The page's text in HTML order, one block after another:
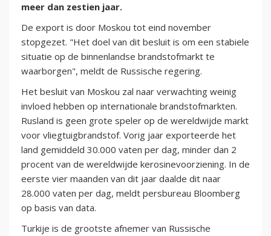
meer dan zestien jaar.
De export is door Moskou tot eind november
stopgezet. "Het doel van dit besluit is om een stabiele
situatie op de binnenlandse brandstofmarkt te
waarborgen", meldt de Russische regering.
Het besluit van Moskou zal naar verwachting weinig
invloed hebben op internationale brandstofmarkten.
Rusland is geen grote speler op de wereldwijde markt
voor vliegtuigbrandstof. Vorig jaar exporteerde het
land gemiddeld 30.000 vaten per dag, minder dan 2
procent van de wereldwijde kerosinevoorziening. In de
eerste vier maanden van dit jaar daalde dit naar
28.000 vaten per dag, meldt persbureau Bloomberg
op basis van data.
Turkije is de grootste afnemer van Russische